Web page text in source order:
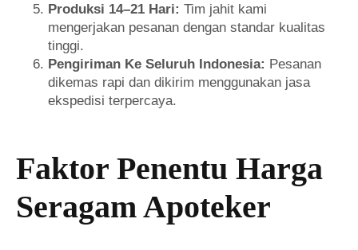
Produksi 14–21 Hari: Tim jahit kami
mengerjakan pesanan dengan standar kualitas
tinggi.
Pengiriman Ke Seluruh Indonesia: Pesanan
dikemas rapi dan dikirim menggunakan jasa
ekspedisi terpercaya.
Faktor Penentu Harga
Seragam Apoteker